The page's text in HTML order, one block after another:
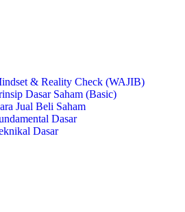
& Reality Check (WAJIB)
Dasar Saham (Basic)
Jual Beli Saham
Dasar
Dasar